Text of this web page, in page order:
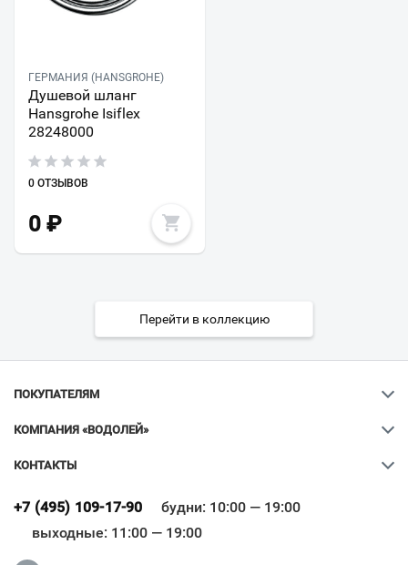
ГЕРМАНИЯ (HANSGROHE)
Душевой шланг
Hansgrohe Isiflex
28248000
0 ОТЗЫВОВ
0 ₽
Перейти в коллекцию
ПОКУПАТЕЛЯМ
КОМПАНИЯ «ВОДОЛЕЙ»
КОНТАКТЫ
+7 (495) 109-17-90
будни: 10:00 — 19:00
выходные: 11:00 — 19:00
Всё верно